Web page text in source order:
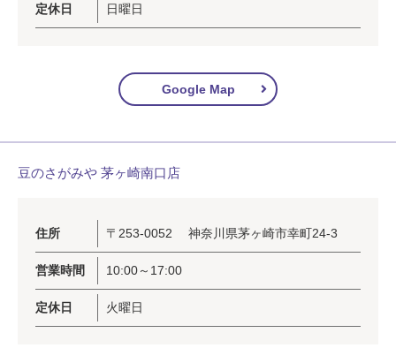
定休日 日曜日
Google Map
豆のさがみや 茅ヶ崎南口店
住所 〒253-0052 神奈川県茅ヶ崎市幸町24-3
営業時間 10:00～17:00
定休日 火曜日